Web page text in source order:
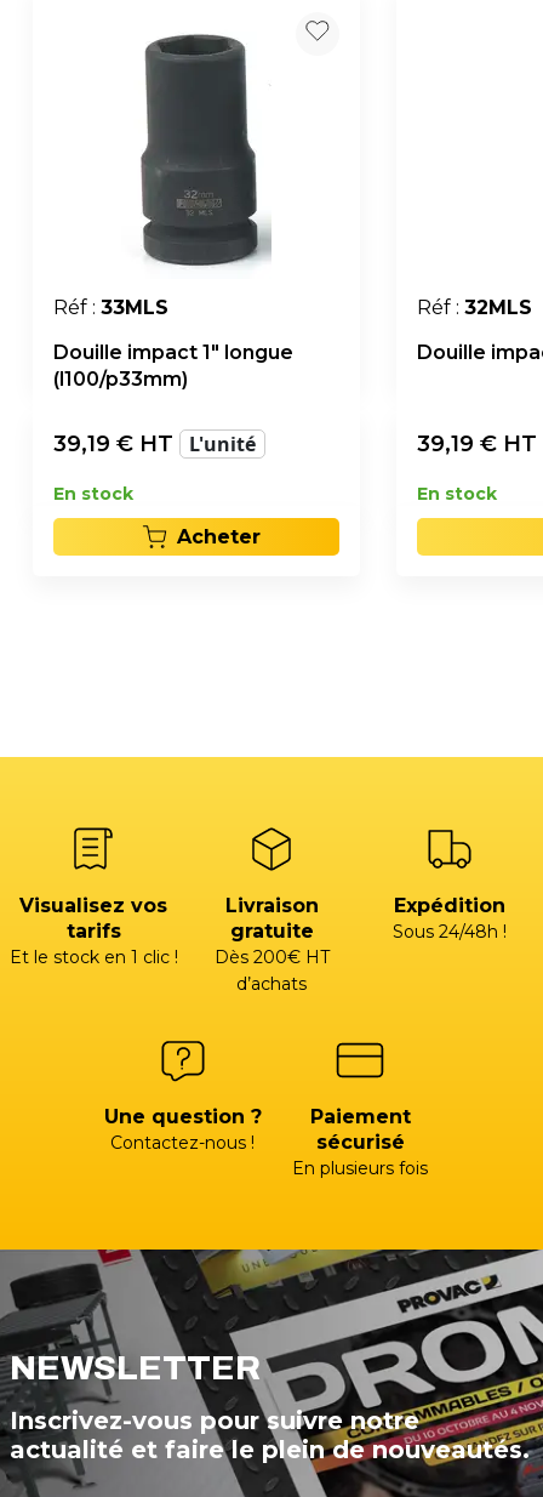
Réf : 33MLS
Douille impact 1" longue
(l100/p33mm)
39,19 € HT L'unité
En stock
Acheter
Réf : 32MLS
Douille
39,19 € HT
En stock
Visualisez vos
tarifs
Et le stock en 1 clic !
Livraison
gratuite
Dès 200€ HT
d’achats
Expédition
Sous 24/48h !
Une question ?
Contactez-nous !
Paiement
sécurisé
En plusieurs fois
NEWSLETTER
Inscrivez-vous pour suivre notre
actualité et faire le plein de nouveautés.